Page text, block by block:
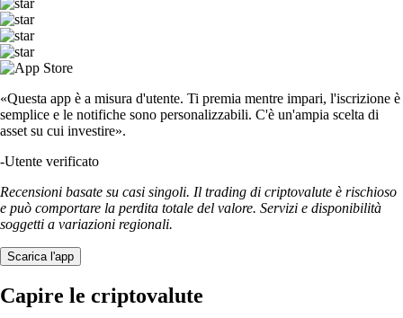
«Questa app è a misura d'utente. Ti premia mentre impari, l'iscrizione è
semplice e le notifiche sono personalizzabili. C'è un'ampia scelta di
asset su cui investire».
-Utente verificato
Recensioni basate su casi singoli. Il trading di criptovalute è rischioso
e può comportare la perdita totale del valore. Servizi e disponibilità
soggetti a variazioni regionali.
Scarica l'app
Capire le criptovalute